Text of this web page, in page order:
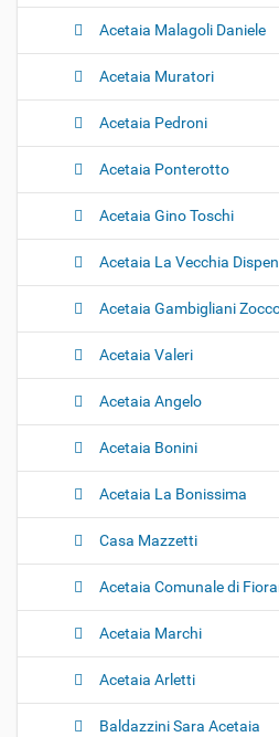
Acetaia Malagoli Daniele
Acetaia Muratori
Acetaia Pedroni
Acetaia Ponterotto
Acetaia Gino Toschi
Acetaia La Vecchia
Acetaia Gambigliani
Acetaia Valeri
Acetaia Angelo
Acetaia Bonini
Acetaia La Bonissima
Casa Mazzetti
Acetaia Comunale di
Acetaia Marchi
Acetaia Arletti
Baldazzini Sara Acetaia